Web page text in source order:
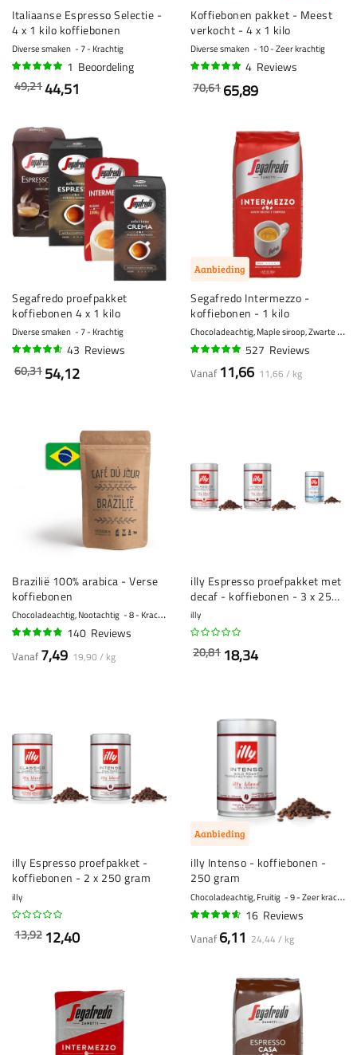
Italiaanse Espresso Selectie -
4 x 1 kilo koffiebonen
Diverse smaken 7 - Krachtig
100%
1 Beoordeling
44,51
49,21
Koffiebonen pakket - Meest
verkocht - 4 x 1 kilo
Diverse smaken 10 - Zeer krachtig
4 Reviews
65,89
70,61
Segafredo proefpakket
koffiebonen 4 x 1 kilo
Diverse smaken 7 - Krachtig
43 Reviews
54,12
60,31
Aanbieding
Segafredo Intermezzo -
koffiebonen - 1 kilo
C
hocoladeachtig, Maple siroop, Zwarte thee
527 Reviews
Vanaf 11,66 11,66 / kg
Brazilië 100% arabica - Verse
koffiebonen
Chocoladeachtig, Nootachtig 8 - Krachtig
140 Reviews
Vanaf 7,49 19,90 / kg
illy Espresso proefpakket met
decaf - koffiebonen - 3 x 250
gram
illy
18,34
20,81
illy Espresso proefpakket -
koffiebonen - 2 x 250 gram
illy
12,40
13,92
Aanbieding
illy Intenso - koffiebonen -
250 gram
Chocoladeachtig, Fruitig 9 - Zeer krachtig
16 Reviews
Vanaf 6,11 24,44 / kg